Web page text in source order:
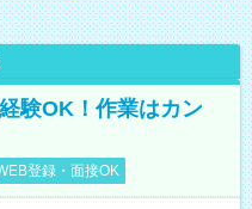
験OK！作業はカン
登録・面接OK